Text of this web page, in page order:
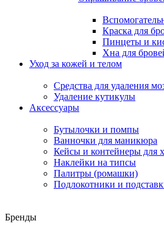
Краска для
Пинцеты и
Хна для
Уход за кожей и телом
Средства для удаления
Удаление кутикулы
Аксессуары
Бутылочки и помпы
Ванночки для маникюра
Кейсы и контейнеры для
Наклейки на типсы
Палитры (ромашки)
Подлокотники и
Бренды